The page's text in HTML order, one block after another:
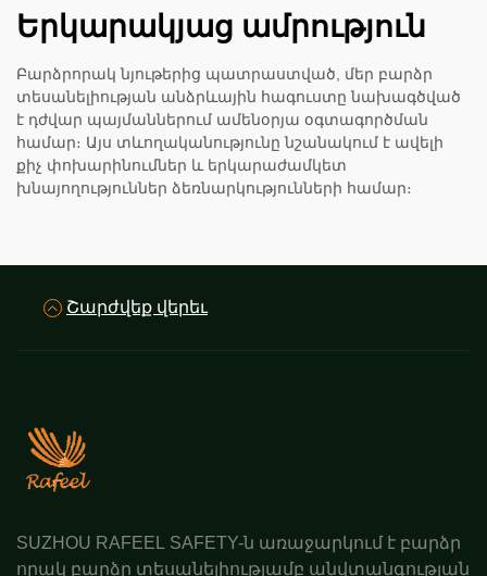
Երկարակյաց ամրություն
Բարձրորակ նյութերից պատրաստված, մեր բարձր
տեսանելիության անձրևային հագուստը նախագծված
է դժվար պայմաններում ամենօրյա օգտագործման
համար։ Այս տևողականությունը նշանակում է ավելի
քիչ փոխարինումներ և երկարաժամկետ
խնայողություններ ձեռնարկությունների համար։
Շարժվեք վերեւ
SUZHOU RAFEEL SAFETY-ն առաջարկում է բարձր
որակ բարձր տեսանելիությամբ անվտանգության